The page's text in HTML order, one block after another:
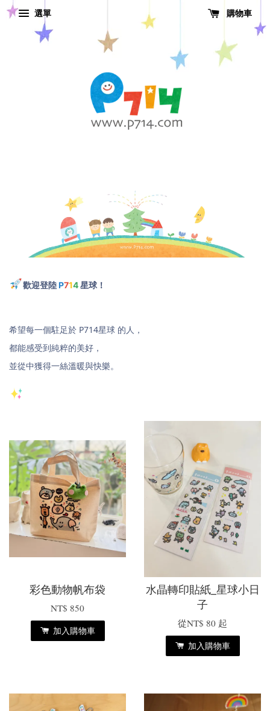
選單 購物車
歡迎登陸P714星球！
希望每一個駐足於 P714星球 的人，
都能感受到純粹的美好，
並從中獲得一絲溫暖與快樂。
彩色動物帆布袋
NT$ 850
加入購物車
水晶轉印貼紙_星球小日
子
從NT$ 80 起
加入購物車